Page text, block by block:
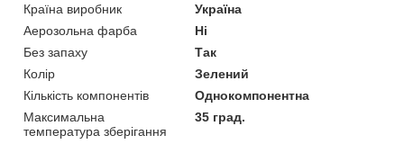
Країна виробник
Україна
Аерозольна фарба
Ні
Без запаху
Так
Колір
Зелений
Кількість компонентів
Однокомпонентна
Максимальна
температура зберігання
35 град.